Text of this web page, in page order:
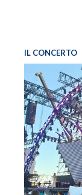
IL CONCERTO